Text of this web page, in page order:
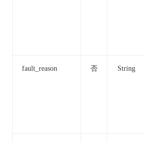
fault_reason 否 String